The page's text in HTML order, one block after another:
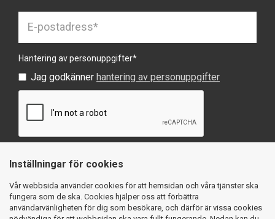
Hantering av personuppgifter*
Jag godkänner hantering av personuppgifter
Inställningar för cookies
Vår webbsida använder cookies för att hemsidan och våra tjänster ska
fungera som de ska. Cookies hjälper oss att förbättra
användarvänligheten för dig som besökare, och därför är vissa cookies